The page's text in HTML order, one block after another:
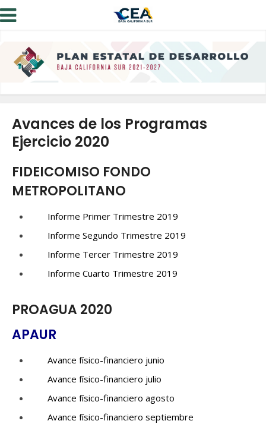
Avances de los Programas
Ejercicio 2020
FIDEICOMISO FONDO
METROPOLITANO
Informe Primer Trimestre 2019
Informe Segundo Trimestre 2019
Informe Tercer Trimestre 2019
Informe Cuarto Trimestre 2019
PROAGUA 2020
APAUR
Avance físico-financiero junio
Avance físico-financiero julio
Avance físico-financiero agosto
Avance físico-financiero septiembre